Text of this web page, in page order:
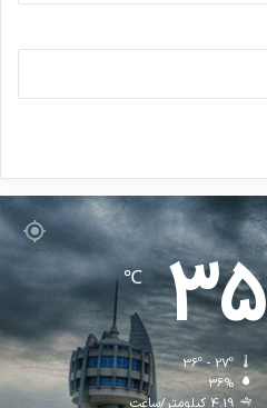
35
℃
36º - 27º
36%
4.19 کیلومتر/ساعت